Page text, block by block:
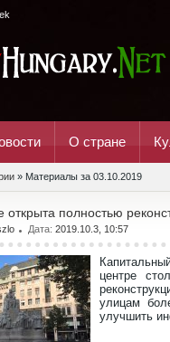
О стране
» Материалы за 03.10.2019
открыта полностью
Дата: 2019.10.3, 10:57
центре
улицам
улучшить